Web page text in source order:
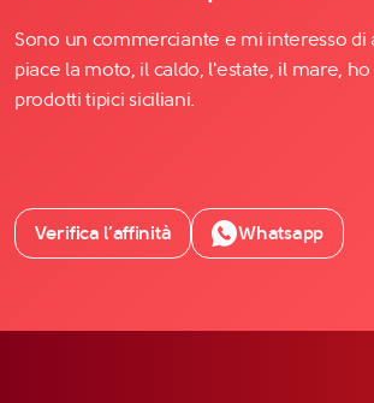
Sono un commerciante e mi interesso di
piace la moto, il caldo, l'estate, il mare,
prodotti tipici siciliani.
Verifica l’affinità Whatsapp